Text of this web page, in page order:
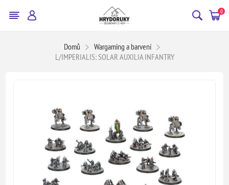
0
Domů
Wargaming a barvení
L/IMPERIALIS: SOLAR AUXILIA INFANTRY